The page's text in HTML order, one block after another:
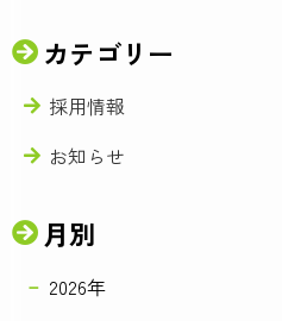
カテゴリー
採用情報
お知らせ
月別
2026年